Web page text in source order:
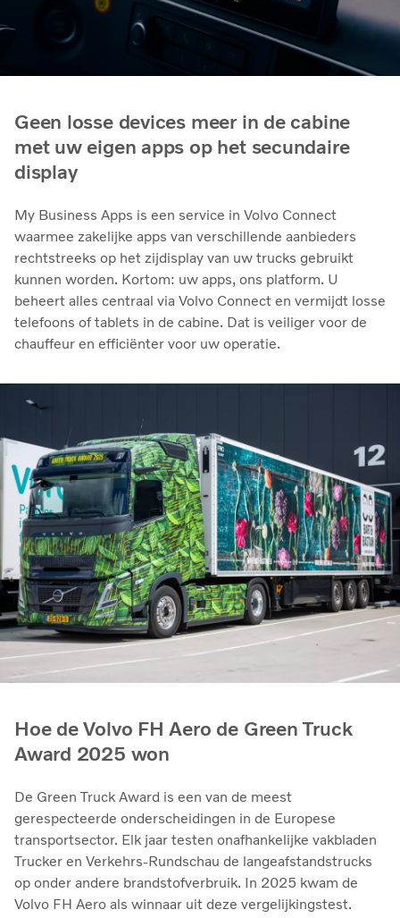
Geen losse devices meer in de cabine
met uw eigen apps op het secundaire
display
My Business Apps is een service in Volvo Connect
waarmee zakelijke apps van verschillende aanbieders
rechtstreeks op het zijdisplay van uw trucks gebruikt
kunnen worden. Kortom: uw apps, ons platform. U
beheert alles centraal via Volvo Connect en vermijdt losse
telefoons of tablets in de cabine. Dat is veiliger voor de
chauffeur en efficiënter voor uw operatie.
Hoe de Volvo FH Aero de Green Truck
Award 2025 won
De Green Truck Award is een van de meest
gerespecteerde onderscheidingen in de Europese
transportsector. Elk jaar testen onafhankelijke vakbladen
Trucker en Verkehrs-Rundschau de langeafstandstrucks
op onder andere brandstofverbruik. In 2025 kwam de
Volvo FH Aero als winnaar uit deze vergelijkingstest.